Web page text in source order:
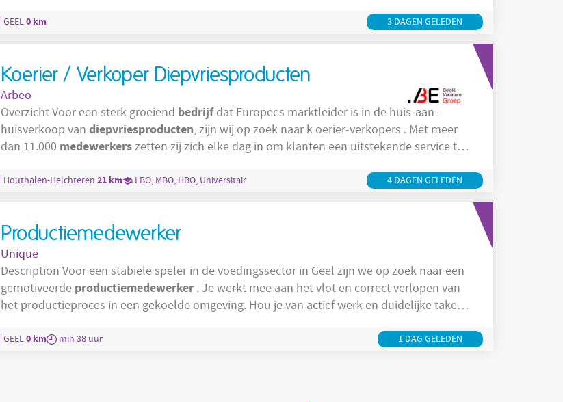
opdrachten uit in de
(-20°C), waarbij aangepaste beschermkledij wordt
GEEL0 km 3 DAGEN GELEDEN
Koerier / Verkoper Diepvriesproducten
Arbeo
Overzicht Voor een sterk groeiend bedrijfdat Europees marktleider is in de huis-aan-
huisverkoop van diepvriesproducten, zijn wij op zoek naar k oerier-verkopers . Met meer
dan 11.000 medewerkerszetten zij zich elke dag in om klanten een uitstekende service te
sociaalcontact en wil je werken in een job met veel vrijheid en beweging? Dan
Houthalen-Helchteren 21 km LBO, MBO, HBO, Universitair 4 DAGEN GELEDEN
Productiemedewerker
Unique
Description Voor een stabiele speler in de voedingssector in Geel zijn we op zoek naar een
gemotiveerde productiemedewerker. Je werkt mee aan het vlot en correct verlopen van
het productieproces in een gekoelde omgeving. Hou je van actief werk en duidelijke taken?
in dediepvries(-20°C) (Warme kledij (jas en broek) wordt voorzien)
GEEL0 km min 38 uur 1 DAG GELEDEN